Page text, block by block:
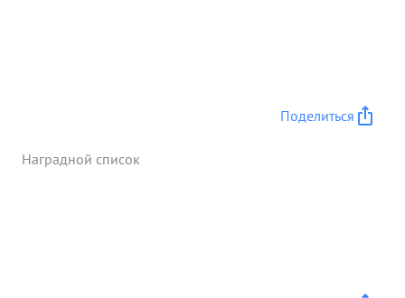
Поделиться
Наградной список